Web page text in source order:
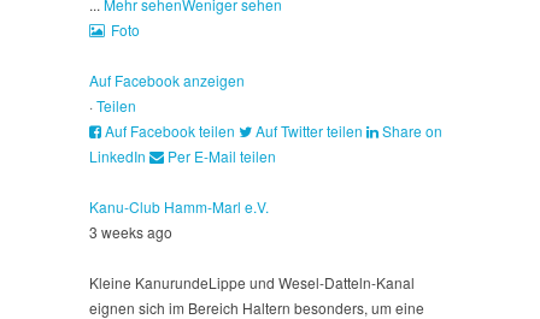
... Mehr sehenWeniger sehen
Foto
Auf Facebook anzeigen
·Teilen
Auf Facebook teilen
Auf Twitter teilen
Share on
LinkedIn
Per E-Mail teilen
Kanu-Club Hamm-Marl e.V.
3 weeks ago
Kleine KanurundeLippe und Wesel-Datteln-Kanal
eignen sich im Bereich Haltern besonders, um eine